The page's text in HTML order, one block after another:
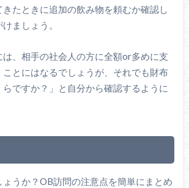
たときに追加の飲み物を頼むか確認し
ましょう。
は、相手の社会人の方に全額or多めに支
とにはなるでしょうが、それでも財布
ですか？」と自分から確認するように
うか？OB訪問の注意点を簡単にまとめ